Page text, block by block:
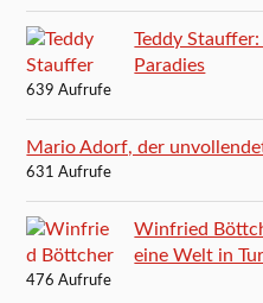
Teddy
Paradies
639 Aufrufe
Mario Adorf, der
631 Aufrufe
Winfried
eine Welt in
476 Aufrufe